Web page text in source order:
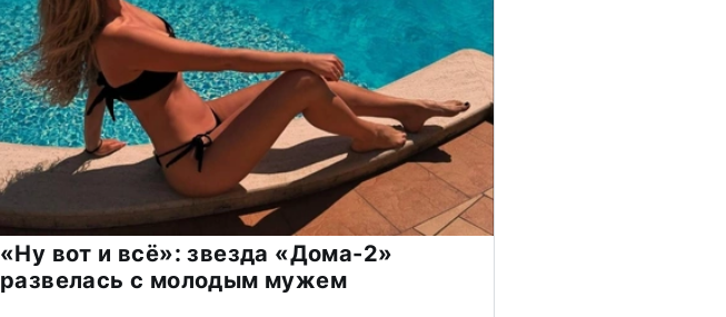
«Ну вот и всё»: звезда «Дома-2»
развелась с молодым мужем